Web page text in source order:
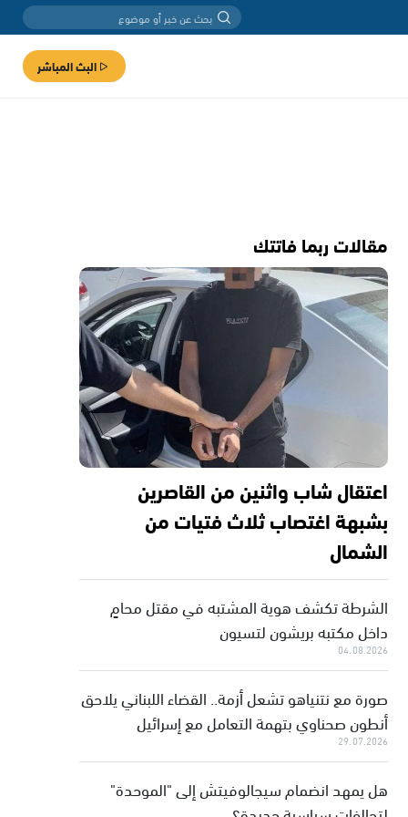
البث المباشر
مقالات ربما فاتتك
اعتقال شاب واثنين من القاصرين
بشبهة اغتصاب ثلاث فتيات من
الشمال
الشرطة تكشف هوية المشتبه في مقتل محامٍ
داخل مكتبه بريشون لتسيون
04.08.2026
صورة مع نتنياهو تشعل أزمة.. القضاء اللبناني يلاحق
أنطون صحناوي بتهمة التعامل مع إسرائيل
29.07.2026
هل يمهد انضمام سيجالوفيتش إلى "الموحدة"